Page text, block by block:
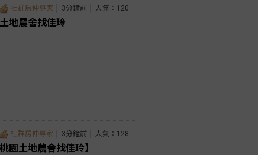
社群房仲專家 │ 3分鐘前 │ 人氣：120
地農舍找佳玲
社群房仲專家 │ 3分鐘前 │ 人氣：128
園土地農舍找佳玲】